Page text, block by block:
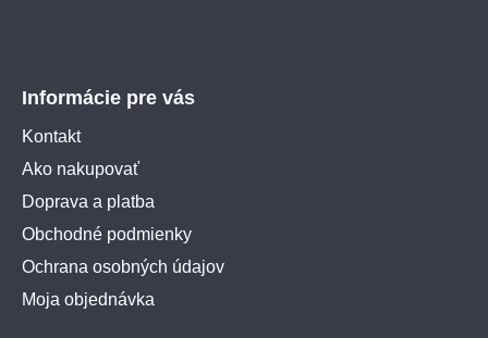
Informácie pre vás
Kontakt
Ako nakupovať
Doprava a platba
Obchodné podmienky
Ochrana osobných údajov
Moja objednávka